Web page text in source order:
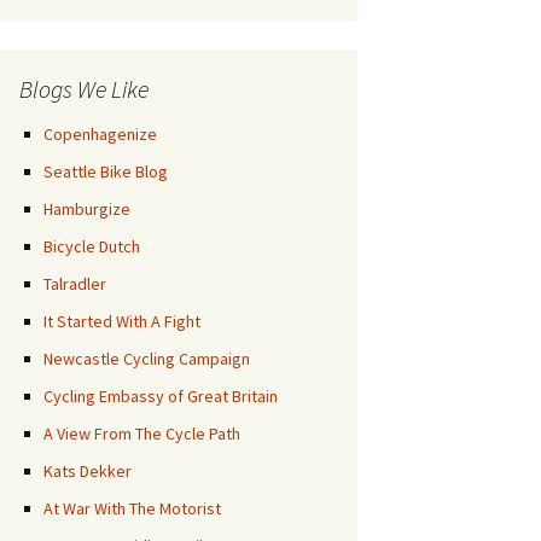
Blogs We Like
Copenhagenize
Seattle Bike Blog
Hamburgize
Bicycle Dutch
Talradler
It Started With A Fight
Newcastle Cycling Campaign
Cycling Embassy of Great Britain
A View From The Cycle Path
Kats Dekker
At War With The Motorist